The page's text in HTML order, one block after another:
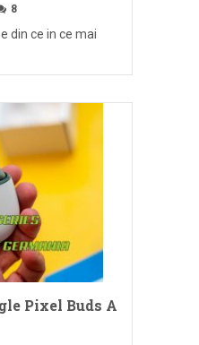
8
din ce in ce mai
Pixel Buds A